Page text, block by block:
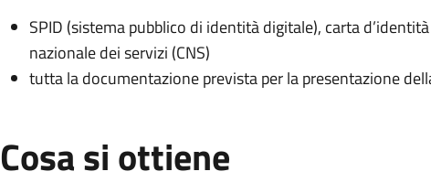
SPID (sistema pubblico di identità digitale), carta
nazionale dei servizi (CNS)
tutta la documentazione prevista per la presentazione
Cosa si ottiene